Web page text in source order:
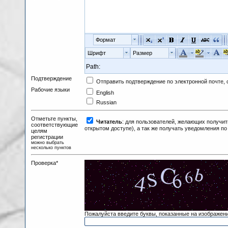
Формат
Шрифт Размер
Path:
Подтверждение
Отправить подтверждение по электронной
Рабочие языки
English
Russian
Отметьте пункты,
соответствующие
целям
регистрации
можно выбрать
несколько пунктов
Читатель: для пользователей, желающих
открытом доступе), а так же получать уведомления
Проверка*
Пожалуйста введите буквы, показанные на